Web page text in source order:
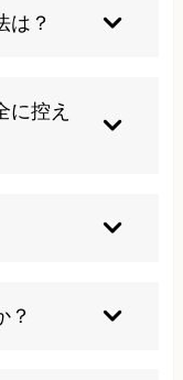
向があります。
要で、自己判断
は？
場合は速やかに
静な対応が大切
に控え
ることが大切で
調に合わせた調
と相談の上で適
。無理は禁物で
？